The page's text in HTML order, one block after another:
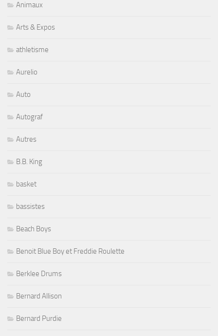
Animaux
Arts & Expos
athletisme
Aurelio
Auto
Autograf
Autres
B.B. King
basket
bassistes
Beach Boys
Benoit Blue Boy et Freddie Roulette
Berklee Drums
Bernard Allison
Bernard Purdie